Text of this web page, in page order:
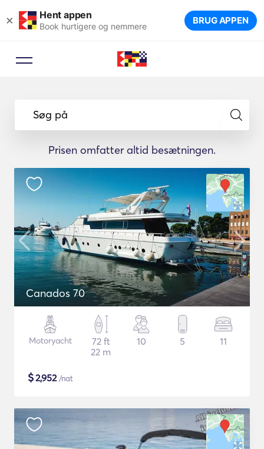
× Hent appen
Book hurtigere og nemmere BRUG APPEN
Søg på
Prisen omfatter altid besætningen.
Canados 70
Motoryacht
72 ft
22 m
10 5 11
$2,952/nat